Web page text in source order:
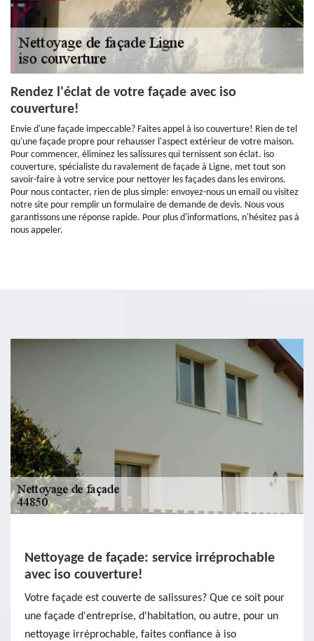
Rendez l'éclat de votre façade avec iso
couverture!
Envie d'une façade impeccable? Faites appel à iso couverture! Rien de tel
qu'une façade propre pour rehausser l'aspect extérieur de votre maison.
Pour commencer, éliminez les salissures qui ternissent son éclat. iso
couverture, spécialiste du ravalement de façade à Ligne, met tout son
savoir-faire à votre service pour nettoyer les façades dans les environs.
Pour nous contacter, rien de plus simple: envoyez-nous un email ou visitez
notre site pour remplir un formulaire de demande de devis. Nous vous
garantissons une réponse rapide. Pour plus d'informations, n'hésitez pas à
nous appeler.
Nettoyage de façade: service irréprochable
avec iso couverture!
Votre façade est couverte de salissures? Que ce soit pour
une façade d'entreprise, d'habitation, ou autre, pour un
nettoyage irréprochable, faites confiance à iso